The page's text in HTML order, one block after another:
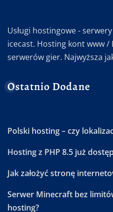
Usługi hostingowe -
icecast. Hosting kont www
serwerów gier. Najwyższa
Ostatnio Dodane
Polski hosting – czy
Hosting z PHP 8.5 już
Jak założyć stronę
Serwer Minecraft bez
hosting?